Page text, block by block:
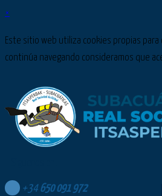
×
Este sitio web utiliza cookies propias para
continúa navegando consideramos que
+34 650 091 972